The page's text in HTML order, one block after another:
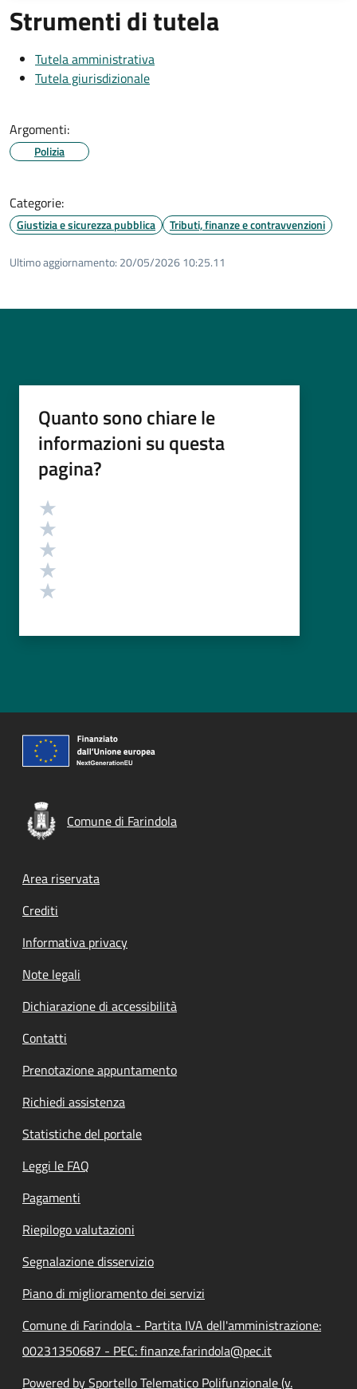
Strumenti di tutela
Tutela amministrativa
Tutela giurisdizionale
Argomenti:
Polizia
Categorie:
Giustizia e sicurezza pubblica Tributi, finanze e contravvenzioni
Ultimo aggiornamento: 20/05/2026 10:25.11
Quanto sono chiare le
informazioni su questa
pagina?
Valutazione
Comune di Farindola
Footer menu
Area riservata
Crediti
Informativa privacy
Note legali
Dichiarazione di accessibilità
Contatti
Prenotazione appuntamento
Richiedi assistenza
Statistiche del portale
Leggi le FAQ
Pagamenti
Riepilogo valutazioni
Segnalazione disservizio
Piano di miglioramento dei servizi
Comune di Farindola - Partita IVA dell'amministrazione:
00231350687 - PEC: finanze.farindola@pec.it
Powered by Sportello Telematico Polifunzionale (v.